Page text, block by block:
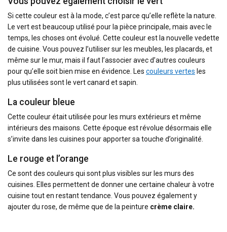
Si cette couleur est à la mode, c’est parce qu’elle reflète la nature.
Le vert est beaucoup utilisé pour la pièce principale, mais avec le
temps, les choses ont évolué. Cette couleur est la nouvelle vedette
de cuisine. Vous pouvez l’utiliser sur les meubles, les placards, et
même sur le mur, mais il faut l’associer avec d’autres couleurs
pour qu’elle soit bien mise en évidence. Les couleurs vertes les
plus utilisées sont le vert canard et sapin.
La couleur bleue
Cette couleur était utilisée pour les murs extérieurs et même
intérieurs des maisons. Cette époque est révolue désormais elle
s’invite dans les cuisines pour apporter sa touche d’originalité.
Le rouge et l’orange
Ce sont des couleurs qui sont plus visibles sur les murs des
cuisines. Elles permettent de donner une certaine chaleur à votre
cuisine tout en restant tendance. Vous pouvez également y
ajouter du rose, de même que de la peinture crème claire.